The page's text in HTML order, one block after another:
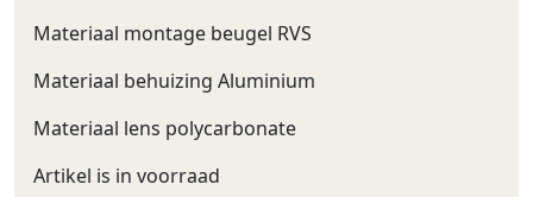
Materiaal montage beugel RVS
Materiaal behuizing Aluminium
Materiaal lens polycarbonate
Artikel is in voorraad